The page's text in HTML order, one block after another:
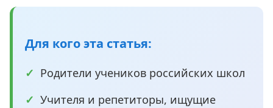
Для кого эта статья:
Родители учеников российских школ
Учителя и репетиторы, ищущие